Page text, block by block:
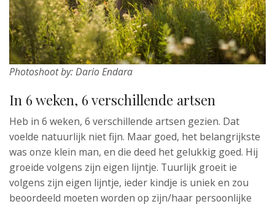
Photoshoot by: Dario Endara
In 6 weken, 6 verschillende artsen
Heb in 6 weken, 6 verschillende artsen gezien. Dat
voelde natuurlijk niet fijn. Maar goed, het belangrijkste
was onze klein man, en die deed het gelukkig goed. Hij
groeide volgens zijn eigen lijntje. Tuurlijk groeit ie
volgens zijn eigen lijntje, ieder kindje is uniek en zou
beoordeeld moeten worden op zijn/haar persoonlijke